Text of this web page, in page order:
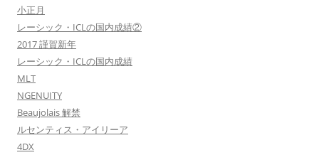
小正月
レーシック・ICLの国内成績②
2017 謹賀新年
レーシック・ICLの国内成績
MLT
NGENUITY
Beaujolais 解禁
ルセンティス・アイリーア
4DX